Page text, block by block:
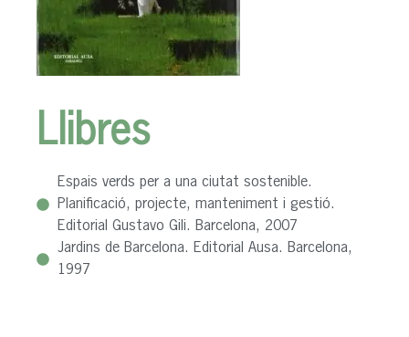
Llibres
Espais verds per a una ciutat sostenible.
Planificació, projecte, manteniment i gestió.
Editorial Gustavo Gili. Barcelona, 2007
Jardins de Barcelona. Editorial Ausa. Barcelona,
1997